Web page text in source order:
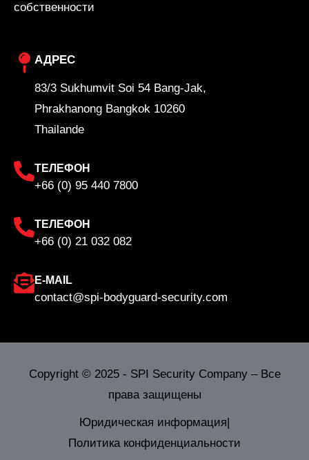
собственности
АДРЕС
83/3 Sukhumvit Soi 54 Bang-Jak,
Phrakhanong Bangkok 10260
Thailande
ТЕЛЕФОН
+66 (0) 95 440 7800
ТЕЛЕФОН
+66 (0) 21 032 082
E-MAIL
contact@spi-bodyguard-security.com
Copyright © 2025 - SPI Security Company – Все
права защищены
Юридическая информация
Политика конфиденциальности